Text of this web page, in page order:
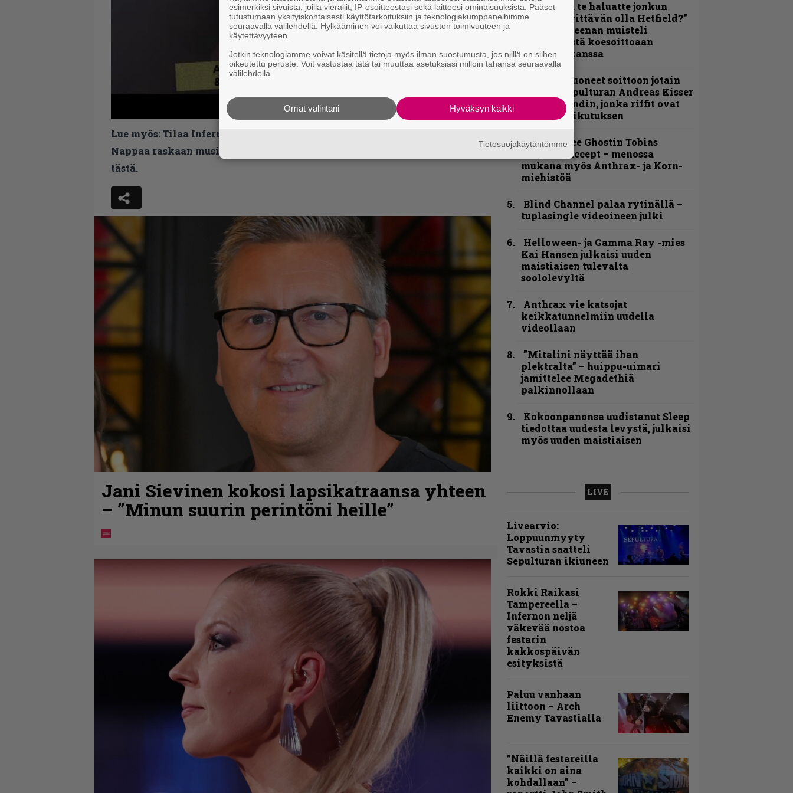
Lue myös:Tilaa Infernon uutiskirje ja tiedät mistä kahvitauolla puhutaan!
Nappaa raskaan musiikin uutiset ja puheenaiheet suoraan sähköpostiin
tästä.
Jani Sievinen kokosi lapsikatraansa yhteen
– ”Minun suurin perintöni heille”
koskaan ja te haluatte jonkun
nulikan yrittävän olla Hetfield?”
– Pepper Keenan muisteli
ensimmäistä koesoittoaan
hevijätin kanssa
”He ovat tuoneet soittoon jotain
uutta” – Sepulturan Andreas Kisser
nimeää bändin, jonka riffit ovat
tehneet vaikutuksen
Näin lähtee Ghostin Tobias
Forgelta Accept – menossa
mukana myös Anthrax- ja Korn-
miehistöä
Blind Channel palaa rytinällä –
tuplasingle videoineen julki
Helloween- ja Gamma Ray -mies
Kai Hansen julkaisi uuden
maistiaisen tulevalta
soololevyltä
Anthrax vie katsojat
keikkatunnelmiin uudella
videollaan
”Mitalini näyttää ihan
plektralta” – huippu-uimari
jamittelee Megadethiä
palkinnollaan
Kokoonpanonsa uudistanut Sleep
tiedottaa uudesta levystä, julkaisi
myös uuden maistiaisen
LIVE
Livearvio:
Loppuunmyyty
Tavastia saatteli
Sepulturan ikiuneen
Rokki Raikasi
Tampereella –
Infernon neljä
väkevää nostoa
festarin
kakkospäivän
esityksistä
Paluu vanhaan
liittoon – Arch
Enemy Tavastialla
”Näillä festareilla
kaikki on aina
kohdallaan” –
esimerkiksi sivuista, joilla vierailit, IP-osoitteestasi sekä laitteesi ominaisuuksista. Pääset
tutustumaan yksityiskohtaisesti käyttötarkoituksiin ja teknologiakumppaneihimme
seuraavalla välilehdellä. Hylkääminen voi vaikuttaa sivuston toimivuuteen ja
käytettävyyteen.
Jotkin teknologiamme voivat käsitellä tietoja myös ilman suostumusta, jos niillä on siihen
oikeutettu peruste. Voit vastustaa tätä tai muuttaa asetuksiasi milloin tahansa seuraavalla
välilehdellä.
Hyväksyn kaikki
Omat valintani
Tietosuojakäytäntömme